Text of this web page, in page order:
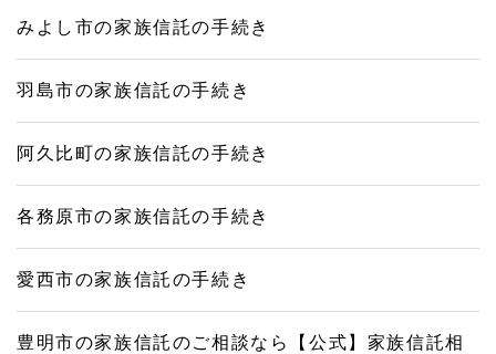
みよし市の家族信託の手続き
羽島市の家族信託の手続き
阿久比町の家族信託の手続き
各務原市の家族信託の手続き
愛西市の家族信託の手続き
豊明市の家族信託のご相談なら【公式】家族信託相